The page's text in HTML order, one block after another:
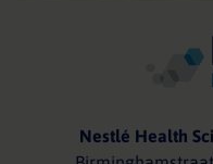
Nestlé Health